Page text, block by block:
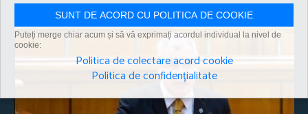
SUNT DE ACORD CU POLITICA DE COOKIE
Puteți merge chiar acum și să vă exprimați acordul individual la nivel de
cookie:
Politica de colectare acord cookie
Politica de confidențialitate